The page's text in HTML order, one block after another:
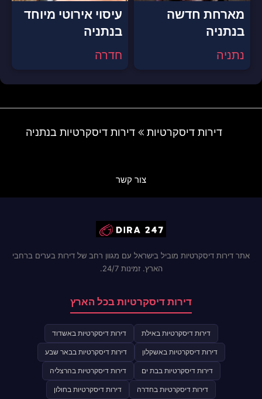
מארחת חדשה
בנתניה
נתניה
עיסוי אירוטי מיוחד
בנתניה
חדרה
דירות דיסקרטיות דירות דיסקרטיות בנתניה
צור קשר
אתר דירות דיסקרטיות מוביל בישראל עם מגוון רחב של דירות בערים ברחבי
הארץ. זמינות 24/7.
דירות דיסקרטיות בכל הארץ
דירות דיסקרטיות באילת דירות דיסקרטיות באשדוד
דירות דיסקרטיות באשקלון דירות דיסקרטיות בבאר שבע
דירות דיסקרטיות בבת ים דירות דיסקרטיות בהרצליה
דירות דיסקרטיות בחדרה דירות דיסקרטיות בחולון